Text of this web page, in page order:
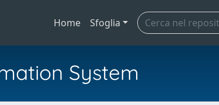
Home Sfoglia
System